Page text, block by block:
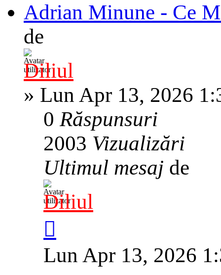
Adrian Minune - Ce
de
Diliul
» Lun Apr 13, 2026
0Răspunsuri
2003 Vizualizări
Ultimul mesaj de
Diliul
Lun Apr 13, 2026